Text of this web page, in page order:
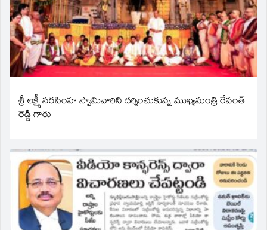
శ్రీ లక్ష్మీ నరసింహ స్వామివారిని దర్శించుకున్న ముఖ్యమంత్రి రేవంత్
రెడ్డి గారు